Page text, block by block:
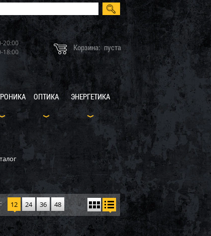
20:00
18:00 Корзина: пуста
ОПТИКА ЭНЕРГЕТИКА
12 24 36 48